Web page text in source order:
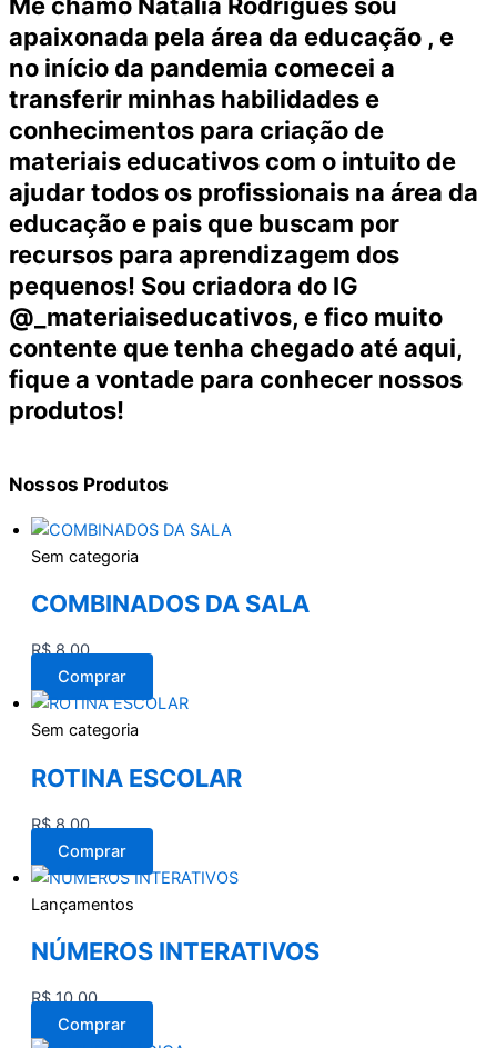
apaixonada pela área da educação , e
no início da pandemia comecei a
transferir minhas habilidades e
conhecimentos para criação de
materiais educativos com o intuito de
ajudar todos os profissionais na área da
educação e pais que buscam por
recursos para aprendizagem dos
pequenos! Sou criadora do IG
@_materiaiseducativos, e fico muito
contente que tenha chegado até aqui,
fique a vontade para conhecer nossos
produtos!
Nossos Produtos
Sem categoria
COMBINADOS DA SALA
R$8,00
Comprar
Sem categoria
ROTINA ESCOLAR
R$8,00
Comprar
Lançamentos
NÚMEROS INTERATIVOS
R$10,00
Comprar